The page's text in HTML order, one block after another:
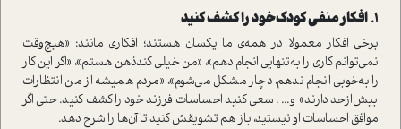
۱. افکار منفی کودک خود را کشف کنید
برخی افکار معمولا در همه‌ی ما یکسان هستند؛ افکاری مانند: «هیچ‌وقت
نمی‌توانم کاری را به‌تنهایی انجام دهم»،‌ «من خیلی کند‌‌‌ذهن هستم»، «اگر این کار
را به‌خوبی انجام ندهم، دچار مشکل می‌شوم»، «مردم همیشه از من انتظارات
بیش‌ازحد دارند» و... . سعی کنید احساسات فرزند خود را کشف کنید. حتی اگر
موافق احساسات او نیستید، باز هم تشویقش کنید تا آن‌ها را شرح دهد.